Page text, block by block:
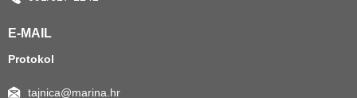
E-MAIL
Protokol
tajnica@marina.hr